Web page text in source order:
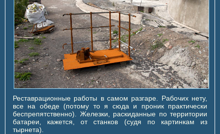
Реставрационные работы в самом разгаре. Рабочих нету,
все на обеде (потому то я сюда и проник практически
беспрепятственно). Железки, раскиданные по территории
батареи, кажется, от станков (судя по картинкам из
тырнета).